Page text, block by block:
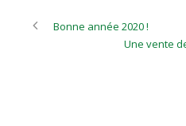
Bonne année 2020 !
Une vente